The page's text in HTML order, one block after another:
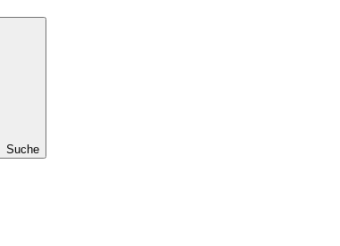
Suche